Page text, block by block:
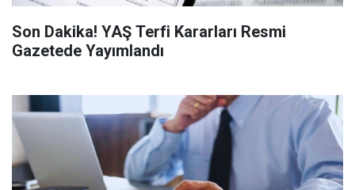
Son Dakika! YAŞ Terfi Kararları Resmi
Gazetede Yayımlandı